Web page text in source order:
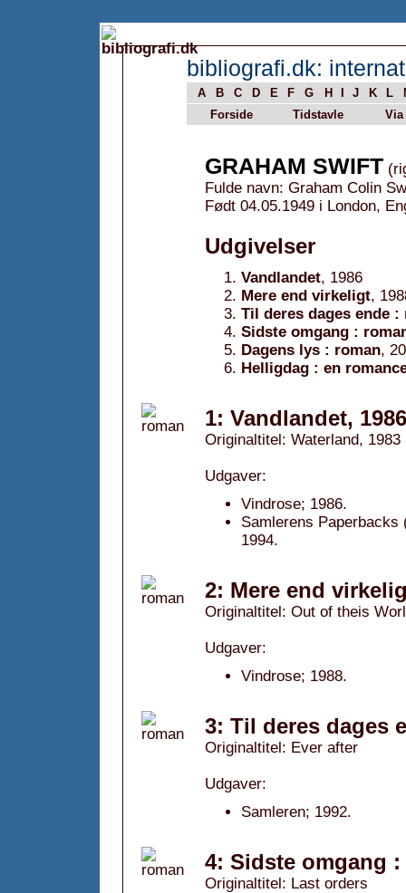
bibliografi.dk:
A B C D E F G H J K L
Forside
Tidstavle Via
GRAHAM SWIFT
Fulde navn: Graham Colin
Født 04.05.1949 i London,
Udgivelser
Vandlandet, 1986
Mere end virkeligt,
Til deres dages ende :
Sidste omgang :
Dagens lys : roman,
Helligdag : en
1: Vandlandet, 1986
Originaltitel: Waterland, 1983
Udgaver:
Vindrose; 1986.
Samlerens
1994.
2: Mere end
Originaltitel: Out of theis
Udgaver:
Vindrose; 1988.
3: Til deres dages
Originaltitel: Ever after
Udgaver:
Samleren; 1992.
4: Sidste omgang :
Originaltitel: Last orders